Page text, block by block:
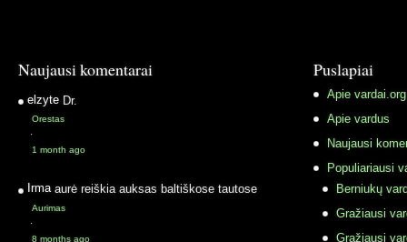
Naujausi komentarai
elzyte Dr.
Orestas
·
1 month ago
Irma aurė reiškia auksas baltiškose tautose
Aurimas
·
8 months ago
Puslapiai
Apie vardai.org
Apie vardus
Naujausi
Populiariausi
Berniukų
Gražiausi
Gražiausi